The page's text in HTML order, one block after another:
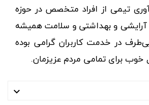
تیمی از افراد متخصص در حوزه
و بهداشتی و سلامت همیشه
در خدمت کاربران گرامی بوده
برای تمامی مردم عزیزمان.
